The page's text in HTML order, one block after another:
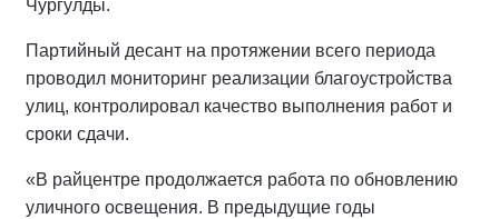
Чургулды.
Партийный десант на протяжении всего периода
проводил мониторинг реализации благоустройства
улиц, контролировал качество выполнения работ и
сроки сдачи.
«В райцентре продолжается работа по обновлению
уличного освещения. В предыдущие годы